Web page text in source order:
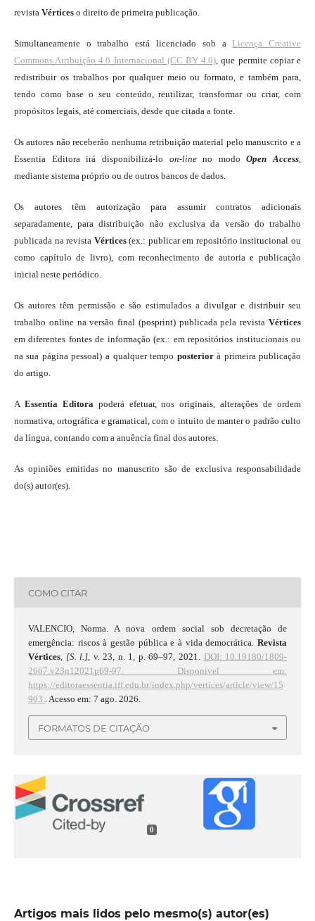
revista Vértices o direito de primeira publicação.
Simultaneamente o trabalho está licenciado sob a Licença Creative
Commons Atribuição 4.0 Internacional (CC BY 4.0), que permite copiar e
redistribuir os trabalhos por qualquer meio ou formato, e também para,
tendo como base o seu conteúdo, reutilizar, transformar ou criar, com
propósitos legais, até comerciais, desde que citada a fonte.
Os autores não receberão nenhuma retribuição material pelo manuscrito e a
Essentia Editora irá disponibilizá-lo on-lineno modoOpen Access,
mediante sistema próprio ou de outros bancos de dados.
Os autores têm autorização para assumir contratos adicionais
separadamente, para distribuição não exclusiva da versão do trabalho
publicada na revista Vértices(ex.: publicar em repositório institucional ou
como capítulo de livro), com reconhecimento de autoria e publicação
inicial neste periódico.
Os autores têm permissão e são estimulados a divulgar e distribuir seu
trabalho online na versão final (posprint) publicada pela revistaVértices
em diferentes fontes de informação (ex.: em repositórios institucionais ou
na sua página pessoal) a qualquer tempo posteriorà primeira publicação
do artigo.
A Essentia Editorapoderá efetuar, nos originais, alterações de ordem
normativa, ortográfica e gramatical, com o intuito de manter o padrão culto
da língua, contando com a anuência final dos autores.
As opiniões emitidas no manuscrito são de exclusiva responsabilidade
do(s) autor(es).
COMO CITAR
VALENCIO, Norma. A nova ordem social sob decretação de
emergência: riscos à gestão pública e à vida democrática.Revista
Vértices, [S. l.], v. 23, n. 1, p. 69–97, 2021. DOI: 10.19180/1809-
2667.v23n12021p69-97. Disponível em:
https://editoraessentia.iff.edu.br/index.php/vertices/article/view/15
903.. Acesso em: 7 ago. 2026.
FORMATOS DE CITAÇÃO
0
Artigos mais lidos pelo mesmo(s) autor(es)